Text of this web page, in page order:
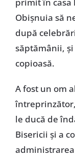
Obișnuia să
după
săptămânii, și
copioasă.
A fost un om
le ducă de
Bisericii și a